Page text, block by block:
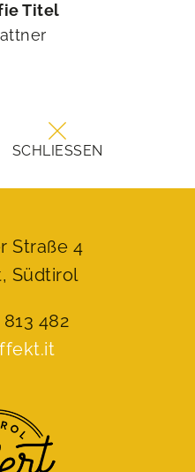
Titel
SCHLIESSEN
Straße 4
Südtirol
813 482